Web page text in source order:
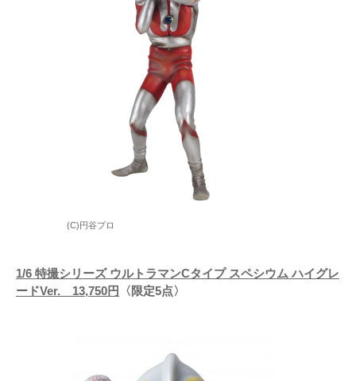
(C)円谷プロ
1/6 特撮シリーズ ウルトラマンCタイプ スペシウム ハイグレ
ードVer. 13,750円
〈限定5点〉